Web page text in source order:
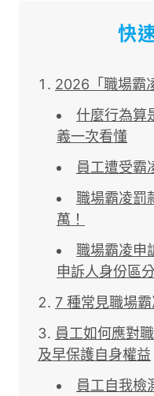
快
2026「職場霸
什麼行為算
義一次看懂
員工遭受霸
職場霸凌罰
萬！
職場霸凌申
申訴人身份區
7 種常見職場
員工如何應對
及早保護自身權益
員工自我檢